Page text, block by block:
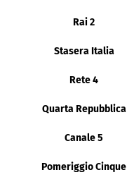
Rai 2
Stasera Italia
Rete 4
Quarta Repubblica
Canale 5
Pomeriggio Cinque